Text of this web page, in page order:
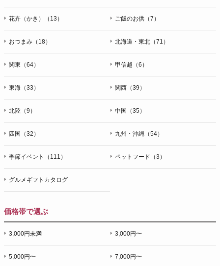
花卉（かき）（13） ご飯のお供（7）
おつまみ（18） 北海道・東北（71）
関東（64） 甲信越（6）
東海（33） 関西（39）
北陸（9） 中国（35）
四国（32） 九州・沖縄（54）
季節イベント（111） ペットフード（3）
グルメギフトカタログ
価格帯で選ぶ
3,000円未満 3,000円〜
5,000円〜 7,000円〜